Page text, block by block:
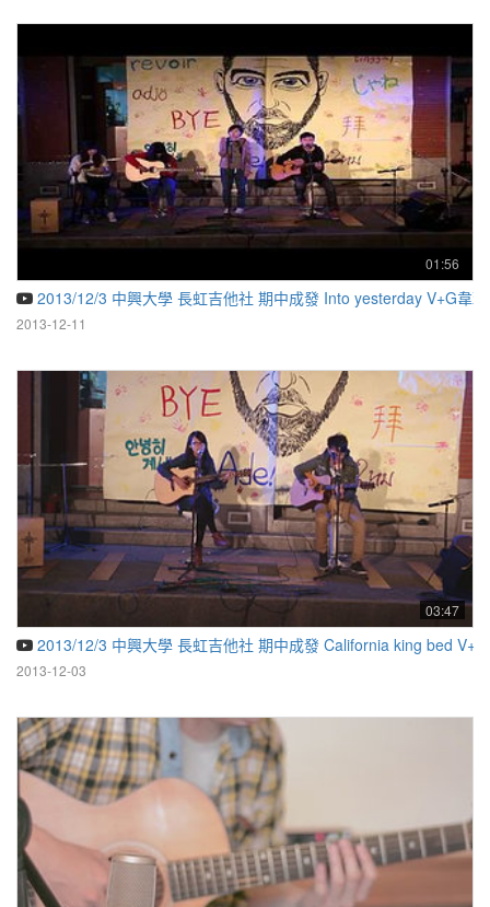
01:56
2013/12/3 中興大學 長虹吉他社 期中成發 Into yesterday V+G韋
2013-12-11
03:47
2013/12/3 中興大學 長虹吉他社 期中成發 California king bed
2013-12-03